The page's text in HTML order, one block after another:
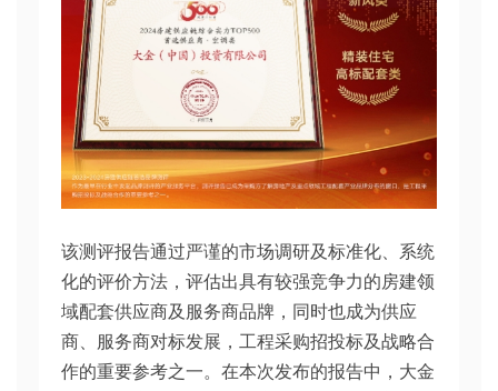
该测评报告通过严谨的市场调研及标准化、系统
化的评价方法，评估出具有较强竞争力的房建领
域配套供应商及服务商品牌，同时也成为供应
商、服务商对标发展，工程采购招投标及战略合
作的重要参考之一。在本次发布的报告中，大金